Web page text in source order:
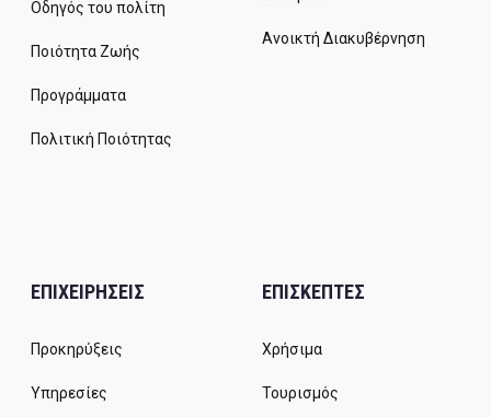
Οδηγός του πολίτη
Ποιότητα Ζωής
Προγράμματα
Πολιτική Ποιότητας
Ανοικτή Διακυβέρνηση
ΕΠΙΧΕΙΡΗΣΕΙΣ
Προκηρύξεις
Υπηρεσίες
ΕΠΙΣΚΕΠΤΕΣ
Χρήσιμα
Τουρισμός